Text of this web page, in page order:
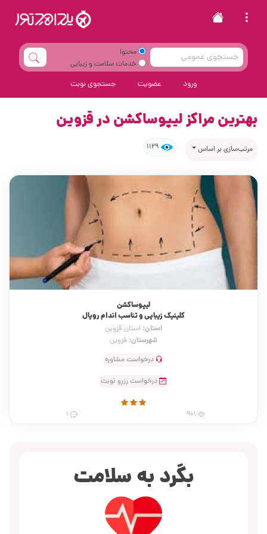
محتوا
خدمات سلامت و زیبایی
ورود عضویت جستجوی نوبت
بهترین مراکز لیپوساکشن در قزوین
مرتب‌سازی بر اساس 1129
لیپوساکشن
کلینیک زیبایی و تناسب اندام رویال
استان: استان قزوین
شهرستان: قزوین
درخواست مشاوره
درخواست رزرو نوبت
بگرد به سلامت